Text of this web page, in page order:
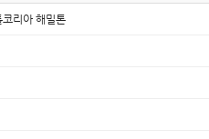
리아 해밀톤